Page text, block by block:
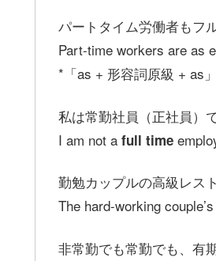
パートタイム労働者もフ
Part-time workers are as
*「as + 形容詞原級 + as
私は常勤社員（正社員）
I am not a full time
勤勉カップルの高級レス
The hard-working
非常勤でも常勤でも、有